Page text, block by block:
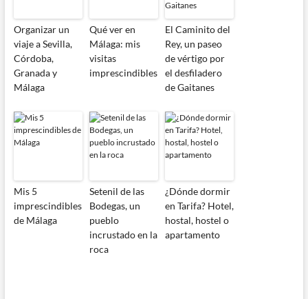
Organizar un
viaje a Sevilla,
Córdoba,
Granada y
Málaga
Qué ver en
Málaga: mis
visitas
imprescindibles
El Caminito del
Rey, un paseo
de vértigo por
el desfiladero
de Gaitanes
Mis 5
imprescindibles
de Málaga
Setenil de las
Bodegas, un
pueblo
incrustado en la
roca
¿Dónde dormir
en Tarifa? Hotel,
hostal, hostel o
apartamento